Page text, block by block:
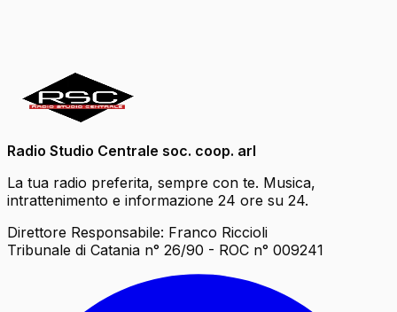
Radio Studio Centrale soc. coop. arl
La tua radio preferita, sempre con te. Musica,
intrattenimento e informazione 24 ore su 24.
Direttore Responsabile: Franco Riccioli
Tribunale di Catania n° 26/90 - ROC n° 009241